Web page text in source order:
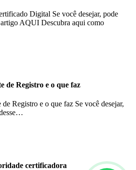
Digital Se você desejar, pode
artigo AQUI Descubra aqui como
de Registro e o que faz
Registro e o que faz Se você desejar,
certificadora